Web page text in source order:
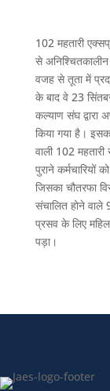
102 महतारी
से
वजह से तूता में
के बाद वे 23
कल्याण संघ द्वारा
किया गया है।
वाली 102
पुराने कर्मचारियों
जिसका चौतरफा
संचालित होने
प्रसव के लिए
पड़ा।